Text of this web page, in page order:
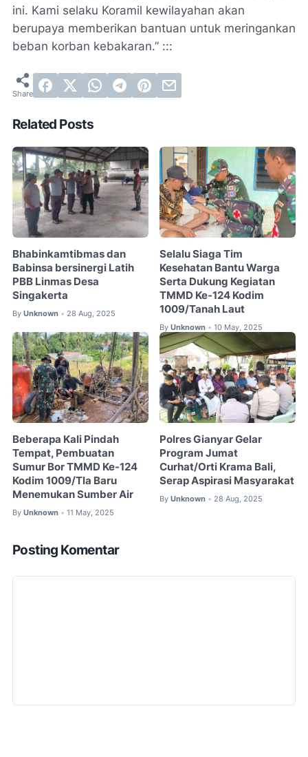
ini. Kami selaku Koramil kewilayahan akan
berupaya memberikan bantuan untuk meringankan
beban korban kebakaran.” :::
Related Posts
Bhabinkamtibmas dan
Babinsa bersinergi Latih
PBB Linmas Desa
Singakerta
By Unknown • 28 Aug, 2025
Selalu Siaga Tim
Kesehatan Bantu Warga
Serta Dukung Kegiatan
TMMD Ke-124 Kodim
1009/Tanah Laut
By Unknown • 10 May, 2025
Beberapa Kali Pindah
Tempat, Pembuatan
Sumur Bor TMMD Ke-124
Kodim 1009/Tla Baru
Menemukan Sumber Air
By Unknown • 11 May, 2025
Polres Gianyar Gelar
Program Jumat
Curhat/Orti Krama Bali,
Serap Aspirasi Masyarakat
By Unknown • 28 Aug, 2025
Posting Komentar